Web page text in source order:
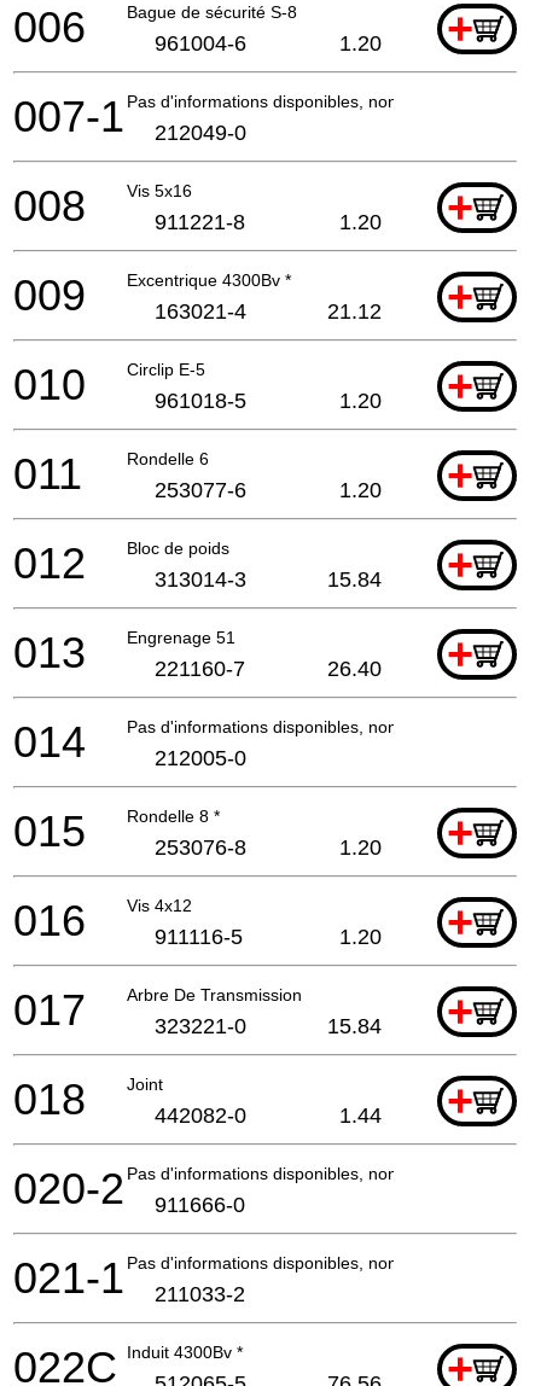
Bague de sécurité S-8 +
006 961004-6 1.20
Pas d'informations disponibles, non commandable
007-1 212049-0
Vis 5x16 +
008 911221-8 1.20
Excentrique 4300Bv * +
009 163021-4 21.12
Circlip E-5 +
010 961018-5 1.20
Rondelle 6 +
011 253077-6 1.20
Bloc de poids +
012 313014-3 15.84
Engrenage 51 +
013 221160-7 26.40
Pas d'informations disponibles, non commandable
014 212005-0
Rondelle 8 * +
015 253076-8 1.20
Vis 4x12 +
016 911116-5 1.20
Arbre De Transmission +
017 323221-0 15.84
Joint +
018 442082-0 1.44
Pas d'informations disponibles, non commandable
020-2 911666-0
Pas d'informations disponibles, non commandable
021-1 211033-2
Induit 4300Bv * +
022C